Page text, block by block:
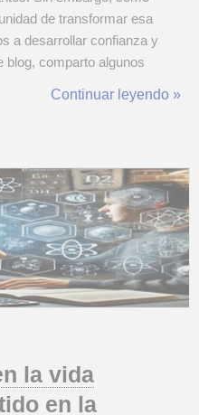
de transformar esa
a desarrollar confianza y
blog, comparto algunos
y efectivas. Tips y
Continuar leyendo »
la vida
en la